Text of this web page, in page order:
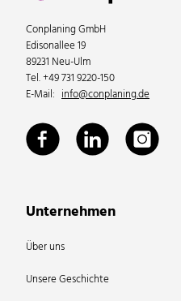
Conplaning GmbH
Edisonallee 19
89231 Neu-Ulm
Tel. +49 731 9220-150
E-Mail: info@conplaning.de
Unternehmen
Über uns
Unsere Geschichte